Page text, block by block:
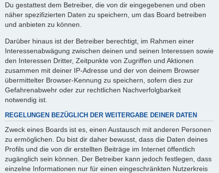
Du gestattest dem Betreiber, die von dir eingegebenen und oben
näher spezifizierten Daten zu speichern, um das Board betreiben
und anbieten zu können.
Darüber hinaus ist der Betreiber berechtigt, im Rahmen einer
Interessenabwägung zwischen deinen und seinen Interessen sowie
den Interessen Dritter, Zeitpunkte von Zugriffen und Aktionen
zusammen mit deiner IP-Adresse und der von deinem Browser
übermittelter Browser-Kennung zu speichern, sofern dies zur
Gefahrenabwehr oder zur rechtlichen Nachverfolgbarkeit
notwendig ist.
REGELUNGEN BEZÜGLICH DER WEITERGABE DEINER DATEN
Zweck eines Boards ist es, einen Austausch mit anderen Personen
zu ermöglichen. Du bist dir daher bewusst, dass die Daten deines
Profils und die von dir erstellten Beiträge im Internet öffentlich
zugänglich sein können. Der Betreiber kann jedoch festlegen, dass
einzelne Informationen nur für einen eingeschränkten Nutzerkreis